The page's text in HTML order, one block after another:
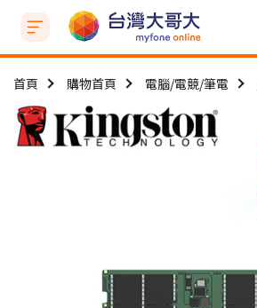
首頁 購物首頁 電腦/電競/筆電